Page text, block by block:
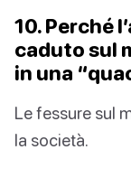
10. Perché
caduto sul
in una
Le fessure sul
la società.